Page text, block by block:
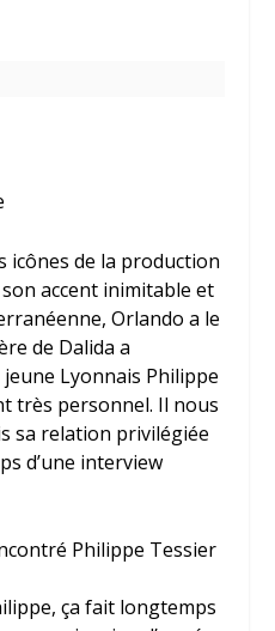
icônes de la production
accent inimitable et
Orlando a le
de Dalida a
Lyonnais Philippe
très personnel. Il nous
sa relation privilégiée
d’une interview
Philippe Tessier
ça fait longtemps